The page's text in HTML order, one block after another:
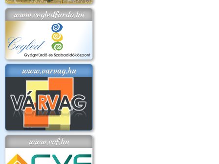
www.cegledfurdo.hu
www.varvag.hu
www.cvf.hu